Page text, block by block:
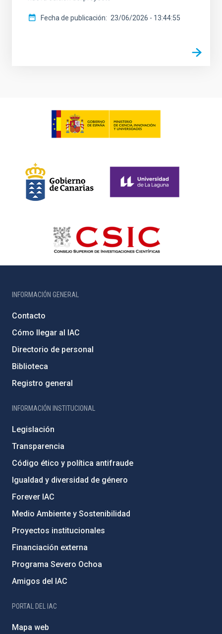
Fecha de publicación 23/06/2026 - 13:44:55
INFORMACIÓN GENERAL
Contacto
Cómo llegar al IAC
Directorio de personal
Biblioteca
Registro general
INFORMACIÓN INSTITUCIONAL
Legislación
Transparencia
Código ético y política antifraude
Igualdad y diversidad de género
Forever IAC
Medio Ambiente y Sostenibilidad
Proyectos institucionales
Financiación externa
Programa Severo Ochoa
Amigos del IAC
PORTAL DEL IAC
Mapa web